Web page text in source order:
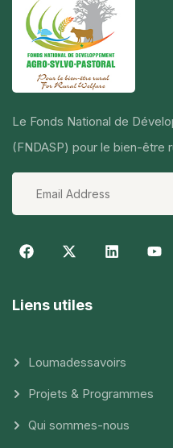
Le Fonds National de
(FNDASP) pour le bien-être
Liens utiles
Loumadessavoirs
Projets & Programmes
Qui sommes-nous